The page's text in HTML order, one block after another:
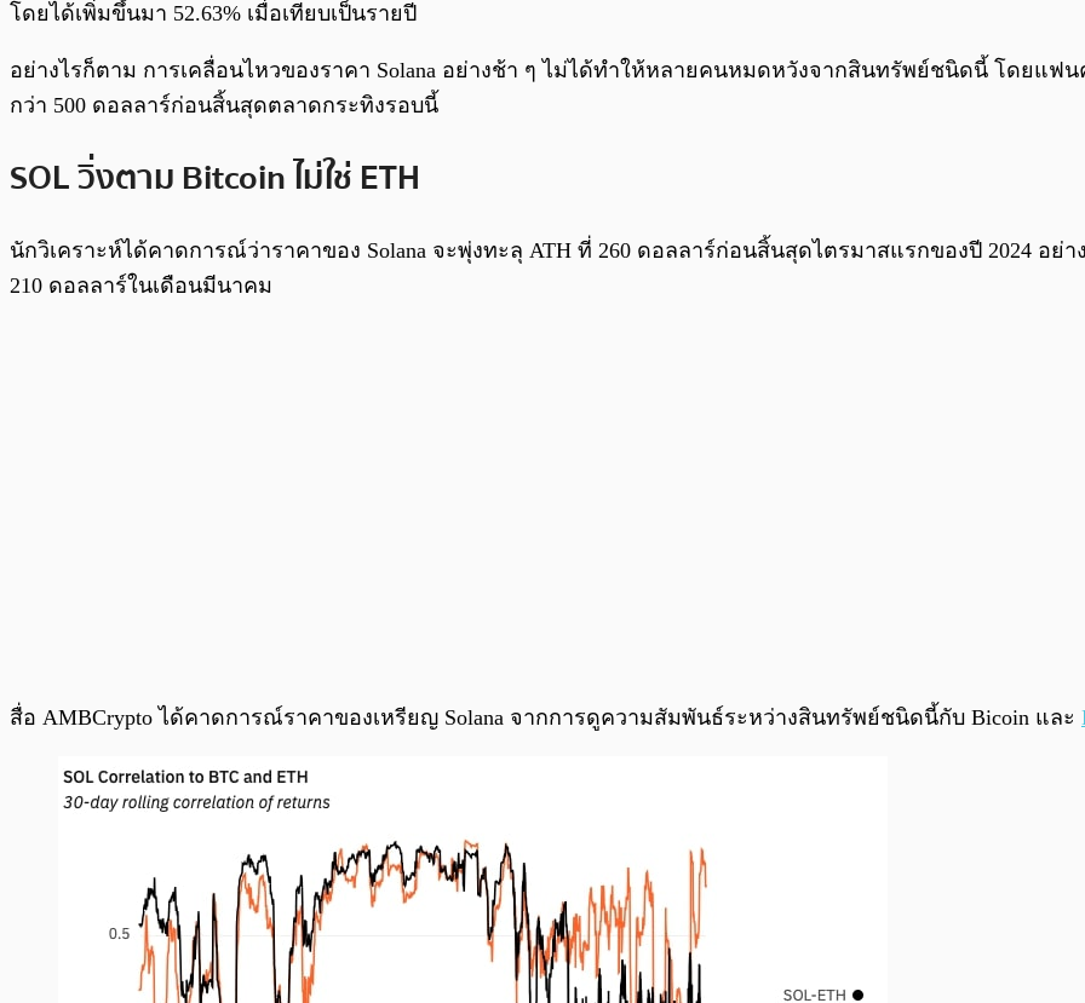
โดยได้เพิ่มขึ้นมา 52.63% เมื่อเทียบเป็นรายปี
อย่างไรก็ตาม การเคลื่อนไหวของราคา Solana อย่างช้า ๆ ไม่ได้ทำให้หลายคนหมดหวังจากสินทรัพย์ชนิดนี้ โดยแฟ
กว่า 500 ดอลลาร์ก่อนสิ้นสุดตลาดกระทิงรอบนี้
SOL วิ่งตาม Bitcoin ไม่ใช่ ETH
นักวิเคราะห์ได้คาดการณ์ว่าราคาของ Solana จะพุ่งทะลุ ATH ที่ 260 ดอลลาร์ก่อนสิ้นสุดไตรมาสแรกของปี 2024 อย่
210 ดอลลาร์ในเดือนมีนาคม
สื่อ AMBCrypto ได้คาดการณ์ราคาของเหรียญ Solana จากการดูความสัมพันธ์ระหว่างสินทรัพย์ชนิดนี้กับ Bicoin และ